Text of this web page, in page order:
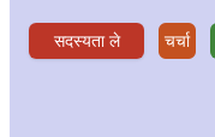
सदस्यता ले चर्चा